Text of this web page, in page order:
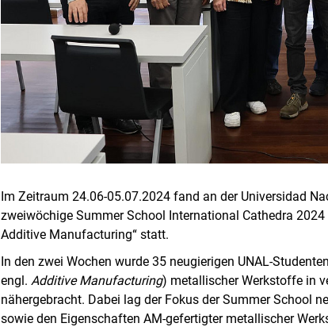
Im Zeitraum 24.06-05.07.2024 fand an der Universidad
zweiwöchige Summer School International Cathedra
Additive Manufacturing“ statt.
In den zwei Wochen wurde 35 neugierigen UNAL-
engl. Additive Manufacturing) metallischer Werkstoffe in
nähergebracht. Dabei lag der Fokus der Summer School
sowie den Eigenschaften AM-gefertigter metallischer